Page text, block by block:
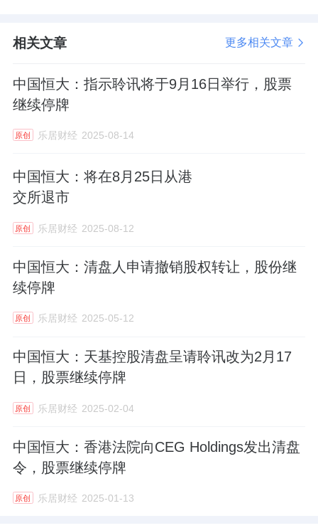
相关文章 更多相关文章
中国恒大：指示聆讯将于9月16日举行，股票
继续停牌
原创 乐居财经 2025-08-14
中国恒大：将在8月25日从港
交所退市
原创 乐居财经 2025-08-12
中国恒大：清盘人申请撤销股权转让，股份继
续停牌
原创 乐居财经 2025-05-12
中国恒大：天基控股清盘呈请聆讯改为2月17
日，股票继续停牌
原创 乐居财经 2025-02-04
中国恒大：香港法院向CEG Holdings发出清盘
令，股票继续停牌
原创 乐居财经 2025-01-13